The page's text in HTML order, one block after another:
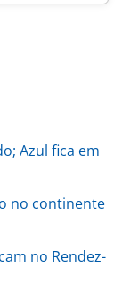
Azul fica em
no continente
no Rendez-